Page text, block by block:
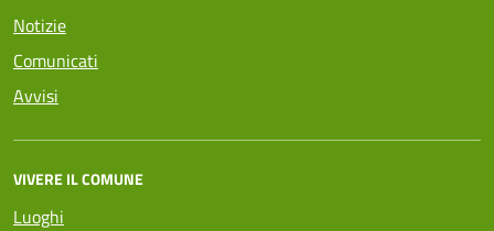
Notizie
Comunicati
Avvisi
VIVERE IL COMUNE
Luoghi